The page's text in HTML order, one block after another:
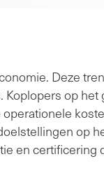
Deze
op
op
en